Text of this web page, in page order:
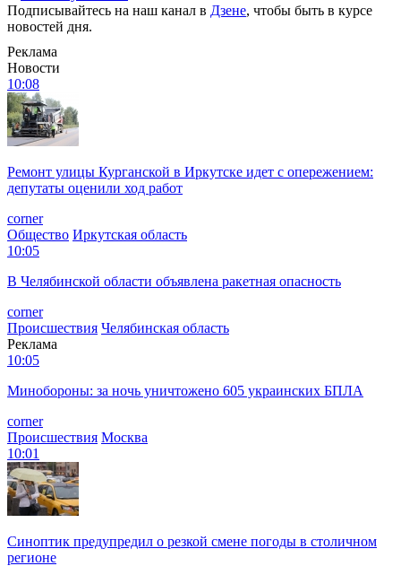
Подписывайтесь на наш канал в Дзене, чтобы быть в курсе
новостей дня.
Реклама
Новости
10:08
Ремонт улицы Курганской в Иркутске идет с опережением:
депутаты оценили ход работ
corner
Общество Иркутская область
10:05
В Челябинской области объявлена ракетная опасность
corner
Происшествия Челябинская область
Реклама
10:05
Минобороны: за ночь уничтожено 605 украинских БПЛА
corner
Происшествия Москва
10:01
Синоптик предупредил о резкой смене погоды в столичном
регионе